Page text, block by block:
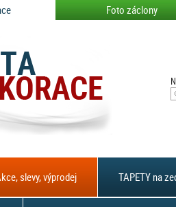
Foto záclony
slevy, výprodej TAPETY na